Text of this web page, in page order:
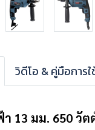
วิดีโอ & คู่มือการใ
13 มม. 650 วัตต์